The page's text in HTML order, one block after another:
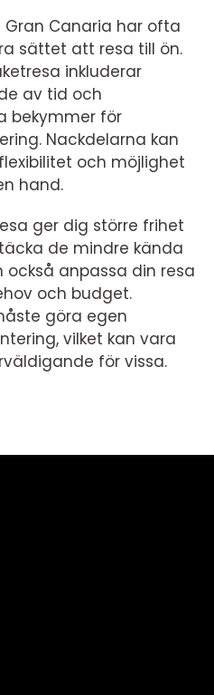
Canaria har ofta
sättet att resa till ön.
inkluderar
av tid och
bekymmer för
Nackdelarna kan
och möjlighet
hand.
ger dig större frihet
de mindre kända
också anpassa din resa
och budget.
göra egen
vilket kan vara
för vissa.